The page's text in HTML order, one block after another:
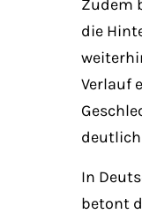
Zudem
die
Verlauf
In
betont